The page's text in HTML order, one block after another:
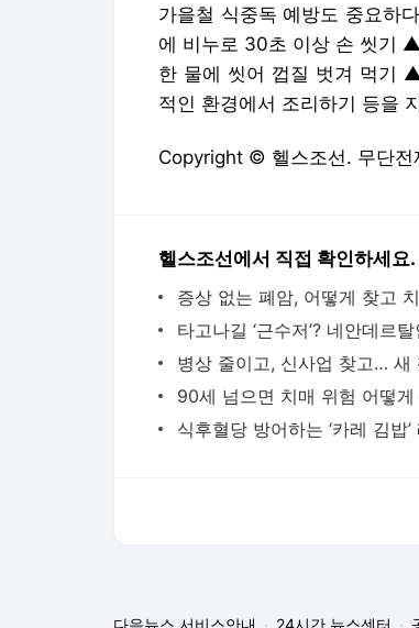
가을철 식중독 예방도 중요하
에 비누로 30초 이상 손 씻기
한 물에 씻어 껍질 벗겨 먹기
적인 환경에서 조리하기 등을
Copyright © 헬스조선. 무단전
헬스조선에서 직접 확인하세요.
90세 넘으면 치매 위험 어떻
다음뉴스 서비스안내 24시간 뉴스센터